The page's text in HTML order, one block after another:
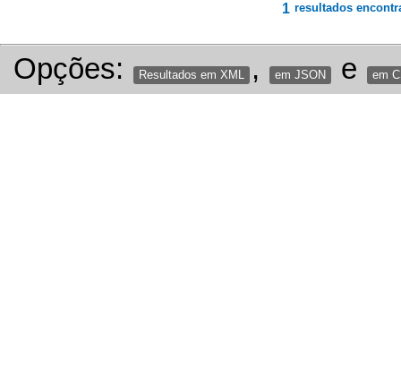
1 resultados
Opções: Resultados em XML , em JSON e em